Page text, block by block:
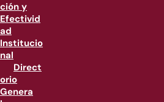
ción y
Efectivid
ad
Institucio
nal
Direct
orio
Genera